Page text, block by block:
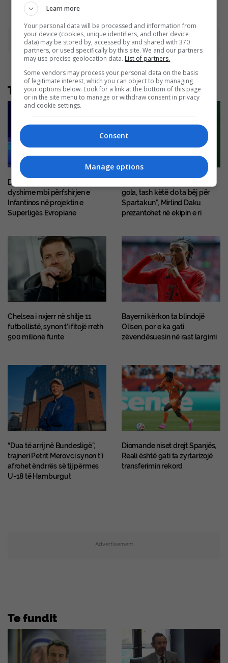
Advertisement
Të tjera nga rubrika
Dokumente të reja hedhin
dyshime mbi përfshirjen e
Infantinos në projektin e
Superligës Evropiane
gola, tash këtë do ta bëj për
Spartakun”, Mirlind Daku
prezantohet në ekipin e ri
Chelsea i nxjerr në shitje 11
futbollistë, synon t’i fitojë rreth
500 milionë funte
Bayerni kërkon ta blindojë
Olisen, por e ka gati
zëvendësuesin në rast largimi
“Dua të arrij në Bundesligë”,
trajneri Petrit Merovci synon t’i
afrohet ëndrrës së tij përmes
U-18 të Hamburgut
Diomande niset drejt Spanjës,
Reali është gati ta zyrtarizojë
transferimin rekord
Advertisement
Te fundit
Learn more
Your personal data will be processed and information from
your device (cookies, unique identifiers, and other device
data) may be stored by, accessed by and shared with 370
partners, or used specifically by this site. We and our partners
may use precise geolocation data. List of partners.
Some vendors may process your personal data on the basis
of legitimate interest, which you can object to by managing
your options below. Look for a link at the bottom of this page
or in the site menu to manage or withdraw consent in privacy
and cookie settings.
Consent
Manage options